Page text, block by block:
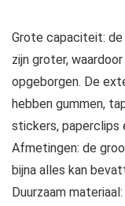
Grote capaciteit:
zijn groter,
opgeborgen. De
hebben gummen,
stickers, paperclips
Afmetingen: de
bijna alles kan
Duurzaam